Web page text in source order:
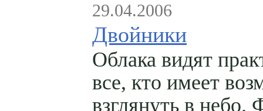
29.04.2006
Двойники
Облака видят
все, кто имеет
взглянуть в небо.